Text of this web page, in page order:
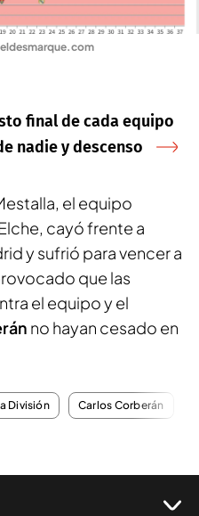
eldesmarque.com
final de cada equipo
nadie y descenso
el equipo
cayó frente a
y sufrió para vencer a
que las
el equipo y el
no hayan cesado en
División Carlos Corberán